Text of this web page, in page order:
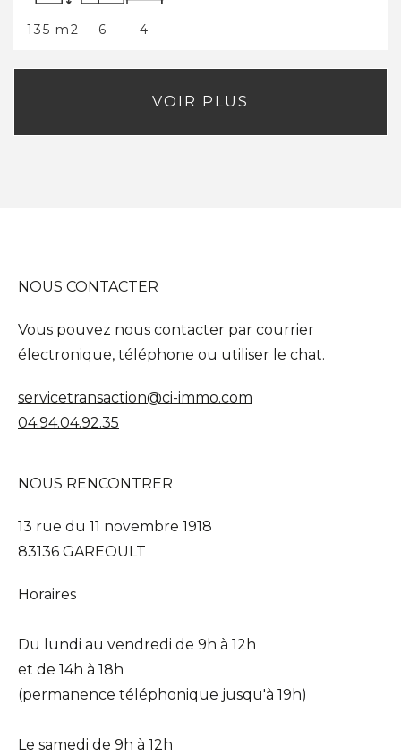
135 m2 6 4
VOIR PLUS
NOUS CONTACTER
Vous pouvez nous contacter par courrier
électronique, téléphone ou utiliser le chat.
servicetransaction@ci-immo.com
04.94.04.92.35
NOUS RENCONTRER
13 rue du 11 novembre 1918
83136 GAREOULT
Horaires
Du lundi au vendredi de 9h à 12h
et de 14h à 18h
(permanence téléphonique jusqu'à 19h)
Le samedi de 9h à 12h